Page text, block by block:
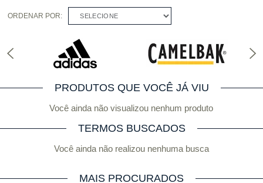
10 x de R$ 255,09
REBOLO RDG
ORDENAR POR: SELECIONE
PRODUTOS QUE VOCÊ JÁ VIU
Você ainda não visualizou nenhum produto
TERMOS BUSCADOS
Você ainda não realizou nenhuma busca
MAIS PROCURADOS